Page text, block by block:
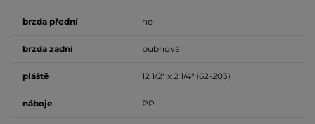
brzda přední ne
brzda zadní bubnová
pláště 12 1/2" x 2 1/4" (62-203)
náboje PP